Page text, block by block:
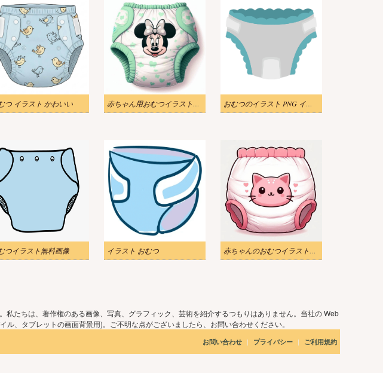
つ イラスト かわいい 赤ちゃん用おむつイラストダウンロード おむつのイラスト PNG イメージ
つイラスト無料画像 イラスト おむつ 赤ちゃんのおむつイラスト無料
たちは、著作権のある画像、写真、グラフィック、芸術を紹介するつもりはありません。当社の Web
、タブレットの画面背景用)。ご不明な点がございましたら、お問い合わせください。
お問い合わせ | プライバシー | ご利用規約